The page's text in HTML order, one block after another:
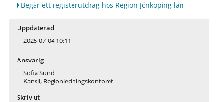
Begär ett registerutdrag hos Region Jönköping län
Uppdaterad
2025-07-04 10:11
Ansvarig
Sofia Sund
Kansli, Regionledningskontoret
Skriv ut